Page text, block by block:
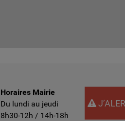
Horaires Mairie
Du lundi au jeudi
8h30-12h / 14h-18h